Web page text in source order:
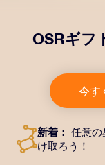
OSRギフ
所に送付される
メント、デジタ
のアプリを無料
今す
新着： 任意の
け取ろう！